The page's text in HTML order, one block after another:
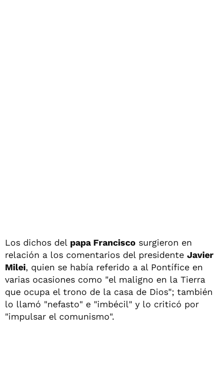
Los dichos del papa Francisco surgieron en
relación a los comentarios del presidente Javier
Milei, quien se había referido a al Pontífice en
varias ocasiones como "el maligno en la Tierra
que ocupa el trono de la casa de Dios"; también
lo llamó "nefasto" e "imbécil" y lo criticó por
"impulsar el comunismo".